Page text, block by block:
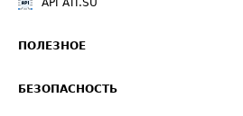
API ATI.SU
ПОЛЕЗНОЕ
БЕЗОПАСНОСТЬ